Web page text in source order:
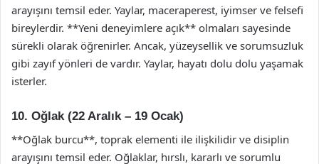
arayışını temsil eder. Yaylar, maceraperest, iyimser ve felsefi
bireylerdir. **Yeni deneyimlere açık** olmaları sayesinde
sürekli olarak öğrenirler. Ancak, yüzeysellik ve sorumsuzluk
gibi zayıf yönleri de vardır. Yaylar, hayatı dolu dolu yaşamak
isterler.
10. Oğlak (22 Aralık – 19 Ocak)
**Oğlak burcu**, toprak elementi ile ilişkilidir ve disiplin
arayışını temsil eder. Oğlaklar, hırslı, kararlı ve sorumlu